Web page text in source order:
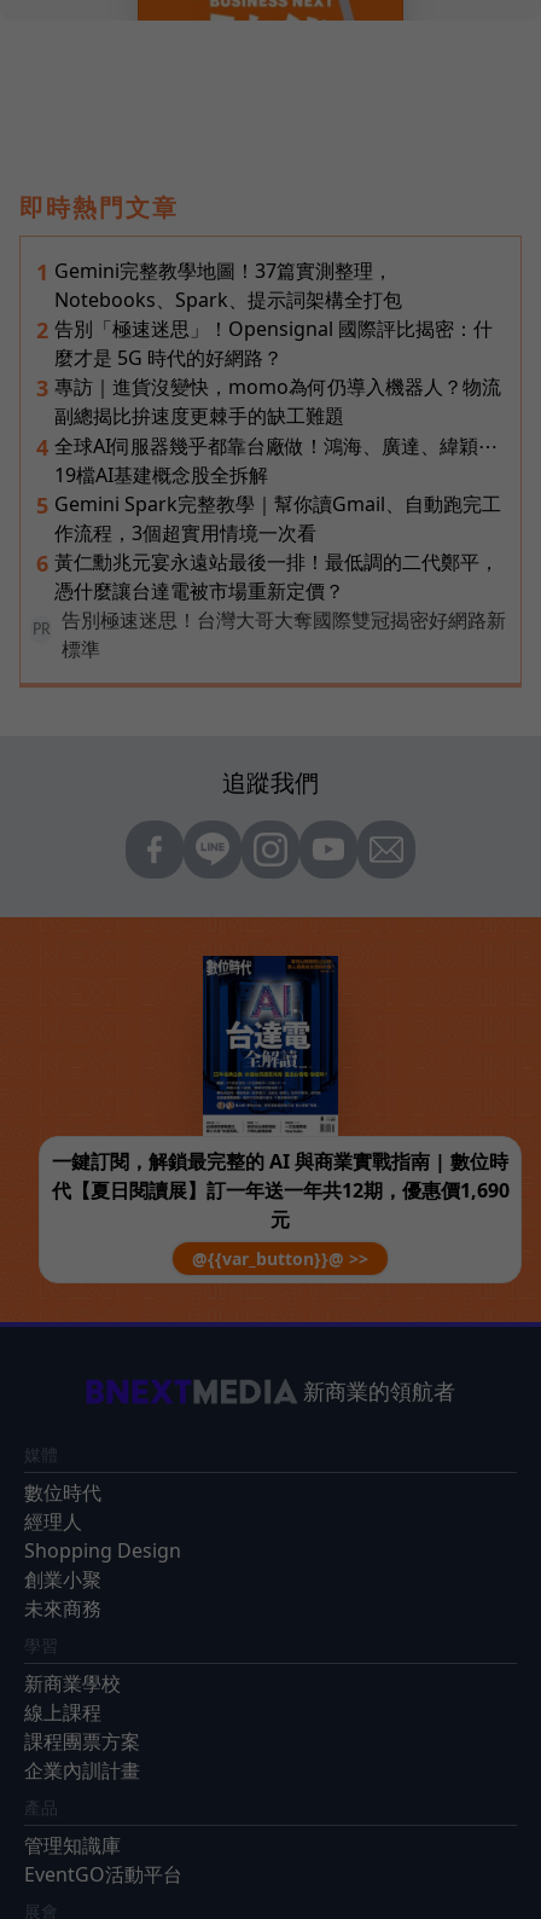
即時熱門文章
1 Gemini完整教學地圖！37篇實測整理，
Notebooks、Spark、提示詞架構全打包
2 告別「極速迷思」！Opensignal 國際評比揭密：什
麼才是 5G 時代的好網路？
3 專訪｜進貨沒變快，momo為何仍導入機器人？物流
副總揭比拚速度更棘手的缺工難題
4 全球AI伺服器幾乎都靠台廠做！鴻海、廣達、緯穎⋯
19檔AI基建概念股全拆解
5 Gemini Spark完整教學｜幫你讀Gmail、自動跑完工
作流程，3個超實用情境一次看
6 黃仁勳兆元宴永遠站最後一排！最低調的二代鄭平，
憑什麼讓台達電被市場重新定價？
PR
告別極速迷思！台灣大哥大奪國際雙冠揭密好網路新
標準
追蹤我們
一鍵訂閱，解鎖最完整的 AI 與商業實戰指南 | 數位時
代【夏日閱讀展】訂一年送一年共12期，優惠價1,690
元
@{{var_button}}@ >>
新商業的領航者
媒體
數位時代
經理人
Shopping Design
創業小聚
未來商務
學習
新商業學校
線上課程
課程團票方案
企業內訓計畫
產品
管理知識庫
EventGO活動平台
展會